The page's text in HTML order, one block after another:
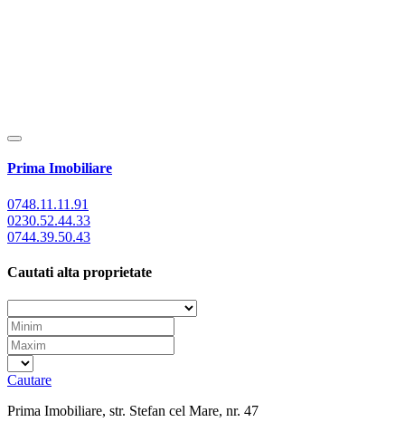
Prima Imobiliare
0748.11.11.91
0230.52.44.33
0744.39.50.43
Cautati alta proprietate
Cautare
Prima Imobiliare, str. Stefan cel Mare, nr. 47